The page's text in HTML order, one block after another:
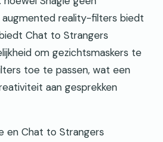
augmented reality-filters biedt
Chat to Strangers
om gezichtsmaskers te
toe te passen, wat een
aan gesprekken
en Chat to Strangers